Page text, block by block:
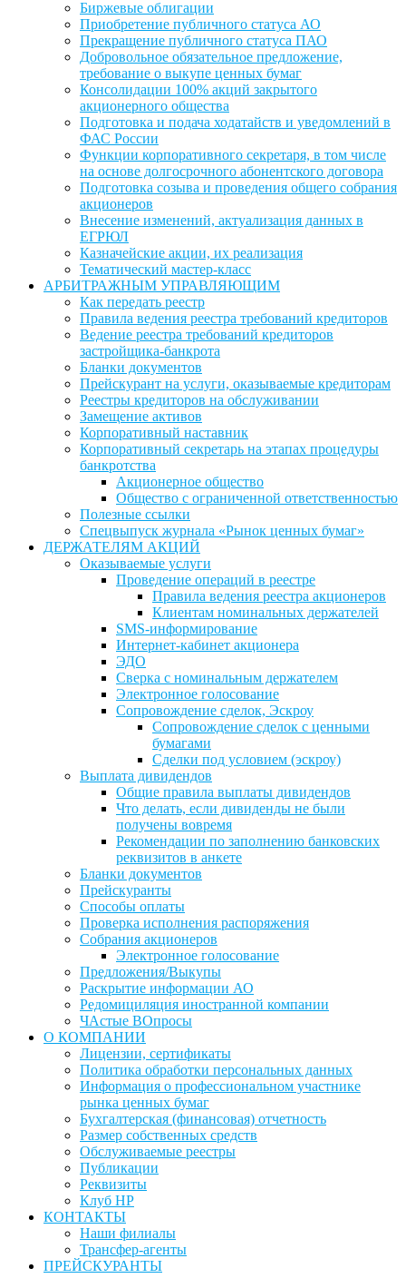
Биржевые облигации
Приобретение публичного статуса АО
Прекращение публичного статуса ПАО
Добровольное обязательное предложение,
требование о выкупе ценных бумаг
Консолидации 100% акций закрытого
акционерного общества
Подготовка и подача ходатайств и уведомлений в
ФАС России
Функции корпоративного секретаря, в том числе
на основе долгосрочного абонентского договора
Подготовка созыва и проведения общего собрания
акционеров
Внесение изменений, актуализация данных в
ЕГРЮЛ
Казначейские акции, их реализация
Тематический мастер-класс
АРБИТРАЖНЫМ УПРАВЛЯЮЩИМ
Как передать реестр
Правила ведения реестра требований кредиторов
Ведение реестра требований кредиторов
застройщика-банкрота
Бланки документов
Прейскурант на услуги, оказываемые кредиторам
Реестры кредиторов на обслуживании
Замещение активов
Корпоративный наставник
Корпоративный секретарь на этапах процедуры
банкротства
Акционерное общество
Общество с ограниченной ответственностью
Полезные ссылки
Спецвыпуск журнала «Рынок ценных бумаг»
ДЕРЖАТЕЛЯМ АКЦИЙ
Оказываемые услуги
Проведение операций в реестре
Правила ведения реестра акционеров
Клиентам номинальных держателей
SMS-информирование
Интернет-кабинет акционера
ЭДО
Сверка с номинальным держателем
Электронное голосование
Сопровождение сделок, Эскроу
Сопровождение сделок с ценными
бумагами
Сделки под условием (эскроу)
Выплата дивидендов
Общие правила выплаты дивидендов
Что делать, если дивиденды не были
получены вовремя
Рекомендации по заполнению банковских
реквизитов в анкете
Бланки документов
Прейскуранты
Способы оплаты
Проверка исполнения распоряжения
Собрания акционеров
Электронное голосование
Предложения/Выкупы
Раскрытие информации АО
Редомициляция иностранной компании
ЧАстые ВОпросы
О КОМПАНИИ
Лицензии, сертификаты
Политика обработки персональных данных
Информация о профессиональном участнике
рынка ценных бумаг
Бухгалтерская (финансовая) отчетность
Размер собственных средств
Обслуживаемые реестры
Публикации
Реквизиты
Клуб НР
КОНТАКТЫ
Наши филиалы
Трансфер-агенты
ПРЕЙСКУРАНТЫ